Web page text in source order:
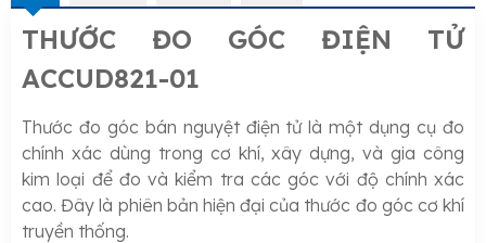
THƯỚC ĐO GÓC ĐIỆN TỬ
ACCUD821-01
Thước đo góc bán nguyệt điện tử là một dụng cụ đo
chính xác dùng trong cơ khí, xây dựng, và gia công
kim loại để đo và kiểm tra các góc với độ chính xác
cao. Đây là phiên bản hiện đại của thước đo góc cơ khí
truyền thống.